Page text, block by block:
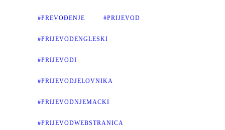
#PREVOĐENJE #PRIJEVOD
#PRIJEVODENGLESKI
#PRIJEVODI
#PRIJEVODJELOVNIKA
#PRIJEVODNJEMACKI
#PRIJEVODWEBSTRANICA